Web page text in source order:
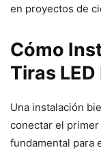
en proyectos de
Cómo
Tiras LED
Una instalación
conectar el
fundamental para